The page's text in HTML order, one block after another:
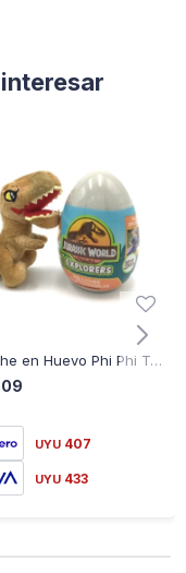
Peluche en Huevo Phi Phi Toys Jurassic World Dino 10 CM
UYU 407
UYU 433